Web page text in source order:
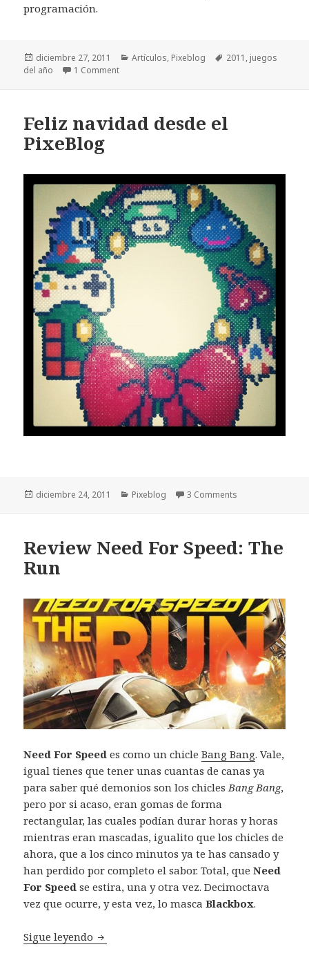
programación.
Publicado
el
diciembre 27, 2011 Categorías
Artículos, Pixeblog Etiquetas
2011, juegos
del año
1 Comment
Feliz navidad desde el
PixeBlog
Publicado
diciembre 24, 2011 Categorías
Pixeblog 3 Comments
Review Need For Speed: The
Run
Need For Speed es como un chicleBang Bang. Vale,
igual tienes que tener unas cuantas de canas ya
para saber qué demonios son los chiclesBang Bang,
pero por si acaso, eran gomas de forma
rectangular, las cuales podían durar horas y horas
mientras eran mascadas, igualito que los chicles de
ahora, que a los cinco minutos ya te has cansado y
han perdido por completo el sabor. Total, queNeed
For Speed se estira, una y otra vez. Decimoctava
vez que ocurre, y esta vez, lo mascaBlackbox.
Sigue leyendo Review Need For Speed: The Run